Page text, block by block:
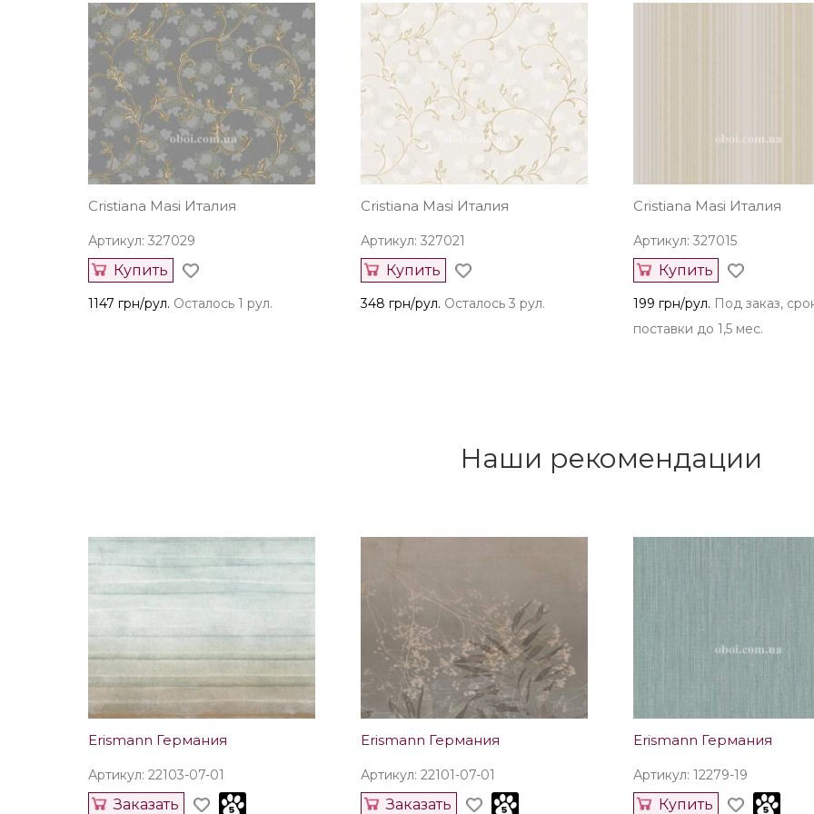
Cristiana Masi Италия
Артикул: 327029
Купить
1147 грн/рул. Осталось 1 рул.
Cristiana Masi Италия
Артикул: 327021
Купить
348 грн/рул. Осталось 3 рул.
Cristiana Masi Италия
Артикул: 327015
Купить
199 грн/рул. Под заказ,
поставки до 1,5 мес.
Наши рекомендации
Erismann Германия
Артикул: 22103-07-01
Заказать
Erismann Германия
Артикул: 22101-07-01
Заказать
Erismann Германия
Артикул: 12279-19
Купить